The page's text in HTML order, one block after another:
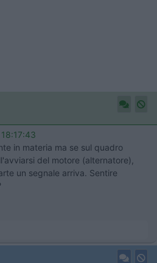
18:17:43
in materia ma se sul quadro
del motore (alternatore),
un segnale arriva. Sentire